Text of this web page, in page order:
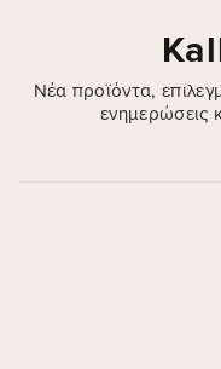
Νέα προϊόντα,
ενημερώσεις